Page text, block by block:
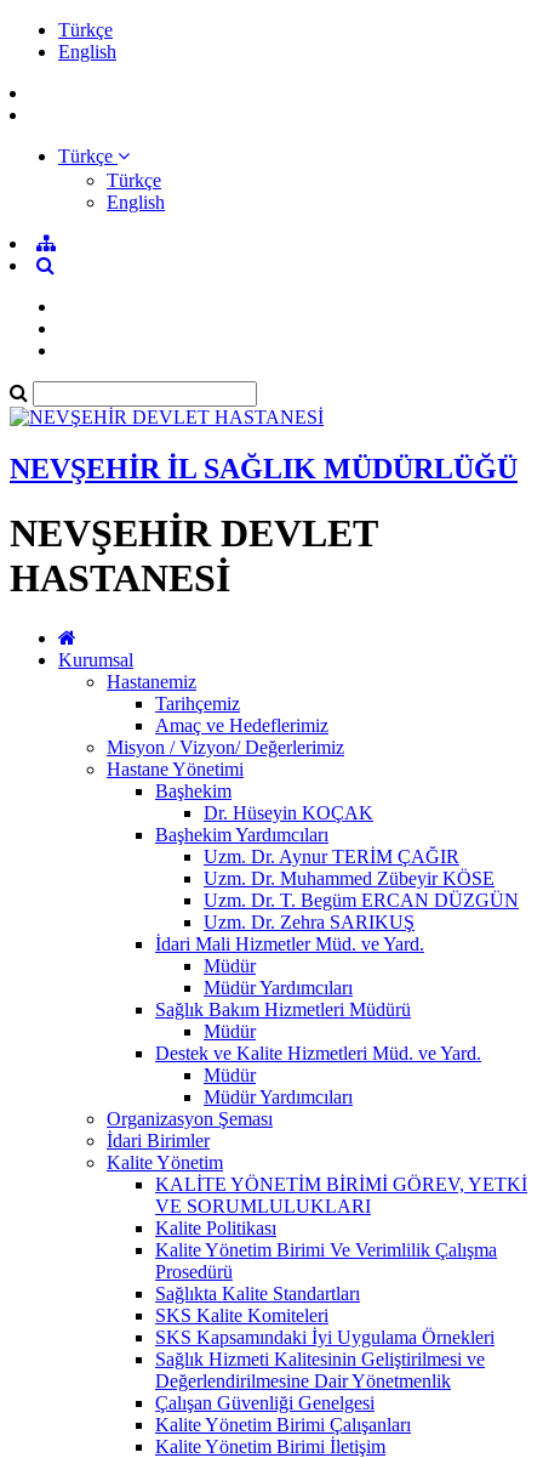
Türkçe
English
Türkçe
Türkçe
English
NEVŞEHİR İL SAĞLIK MÜDÜRLÜĞÜ
NEVŞEHİR DEVLET
HASTANESİ
Kurumsal
Hastanemiz
Tarihçemiz
Amaç ve Hedeflerimiz
Misyon / Vizyon/ Değerlerimiz
Hastane Yönetimi
Başhekim
Dr. Hüseyin KOÇAK
Başhekim Yardımcıları
Uzm. Dr. Aynur TERİM ÇAĞIR
Uzm. Dr. Muhammed Zübeyir KÖSE
Uzm. Dr. T. Begüm ERCAN DÜZGÜN
Uzm. Dr. Zehra SARIKUŞ
İdari Mali Hizmetler Müd. ve Yard.
Müdür
Müdür Yardımcıları
Sağlık Bakım Hizmetleri Müdürü
Müdür
Destek ve Kalite Hizmetleri Müd. ve Yard.
Müdür
Müdür Yardımcıları
Organizasyon Şeması
İdari Birimler
Kalite Yönetim
KALİTE YÖNETİM BİRİMİ GÖREV, YETKİ
VE SORUMLULUKLARI
Kalite Politikası
Kalite Yönetim Birimi Ve Verimlilik Çalışma
Prosedürü
Sağlıkta Kalite Standartları
SKS Kalite Komiteleri
SKS Kapsamındaki İyi Uygulama Örnekleri
Sağlık Hizmeti Kalitesinin Geliştirilmesi ve
Değerlendirilmesine Dair Yönetmenlik
Çalışan Güvenliği Genelgesi
Kalite Yönetim Birimi Çalışanları
Kalite Yönetim Birimi İletişim